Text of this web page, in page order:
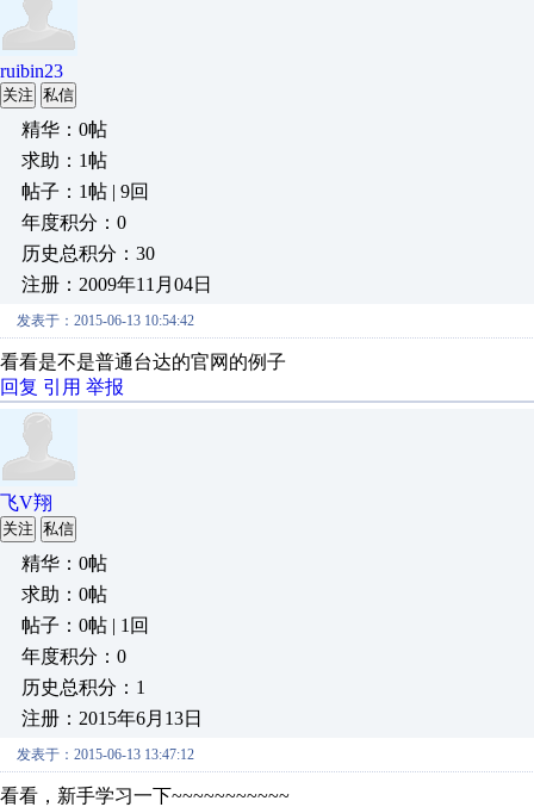
ruibin23
关注 私信
精华：0帖
求助：1帖
帖子：1帖 | 9回
年度积分：0
历史总积分：30
注册：2009年11月04日
发表于：2015-06-13 10:54:42
看看是不是普通台达的官网的例子
回复 引用 举报
飞V翔
关注 私信
精华：0帖
求助：0帖
帖子：0帖 | 1回
年度积分：0
历史总积分：1
注册：2015年6月13日
发表于：2015-06-13 13:47:12
看看，新手学习一下~~~~~~~~~~~